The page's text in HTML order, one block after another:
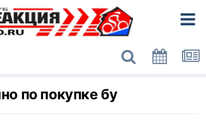
по покупке бу